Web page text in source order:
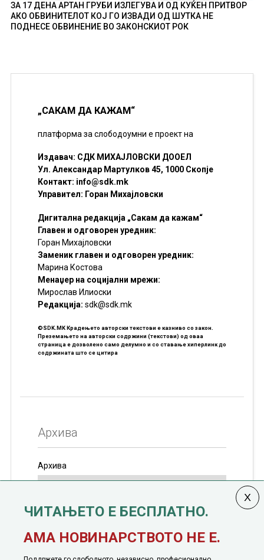
ЗА 17 ДЕНА АРТАН ГРУБИ ИЗЛЕГУВА И ОД КУЌЕН ПРИТВОР
АКО ОБВИНИТЕЛОТ КОЈ ГО ИЗВАДИ ОД ШУТКА НЕ
ПОДНЕСЕ ОБВИНЕНИЕ ВО ЗАКОНСКИОТ РОК
„САКАМ ДА КАЖАМ“
платформа за слободоумни е проект на
Издавач: СДК МИХАЈЛОВСКИ ДООЕЛ
Ул. Александар Мартулков 45, 1000 Скопје
Контакт: info@sdk.mk
Управител: Горан Михајловски
Дигитална редакција „Сакам да кажам“
Главен и одговорен уредник:
Горан Михајловски
Заменик главен и одговорен уредник:
Марина Костова
Менаџер на социјални мрежи:
Мирослав Илиоски
Редакцијa: sdk@sdk.mk
©SDK.MK Крадењето авторски текстови е казниво со закон.
Преземањето на авторски содржини (текстови) од оваа
страница е дозволено само делумно и со ставање хиперлинк до
содржината што се цитира
Архива
Архива
јануари, 1991 година
ЧИТАЊЕТО Е БЕСПЛАТНО.
АМА НОВИНАРСТВОТО НЕ Е.